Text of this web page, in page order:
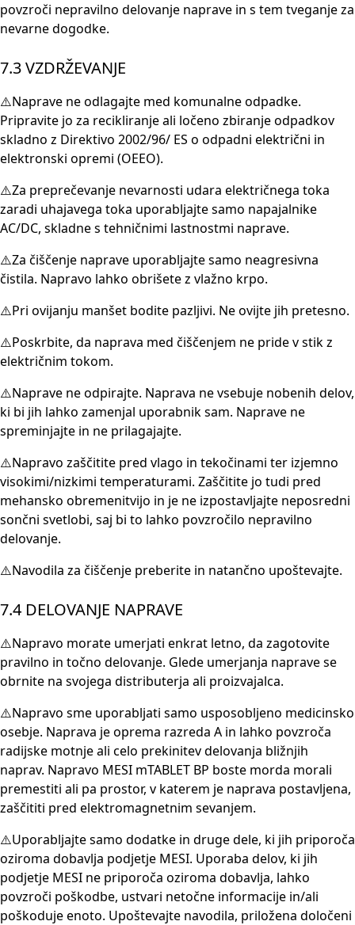
povzroči nepravilno delovanje naprave in s tem tveganje za
nevarne dogodke.
7.3 VZDRŽEVANJE
⚠️Naprave ne odlagajte med komunalne odpadke.
Pripravite jo za recikliranje ali ločeno zbiranje odpadkov
skladno z Direktivo 2002/96/ ES o odpadni električni in
elektronski opremi (OEEO).
⚠️Za preprečevanje nevarnosti udara električnega toka
zaradi uhajavega toka uporabljajte samo napajalnike
AC/DC, skladne s tehničnimi lastnostmi naprave.
⚠️Za čiščenje naprave uporabljajte samo neagresivna
čistila. Napravo lahko obrišete z vlažno krpo.
⚠️Pri ovijanju manšet bodite pazljivi. Ne ovijte jih pretesno.
⚠️Poskrbite, da naprava med čiščenjem ne pride v stik z
električnim tokom.
⚠️Naprave ne odpirajte. Naprava ne vsebuje nobenih delov,
ki bi jih lahko zamenjal uporabnik sam. Naprave ne
spreminjajte in ne prilagajajte.
⚠️Napravo zaščitite pred vlago in tekočinami ter izjemno
visokimi/nizkimi temperaturami. Zaščitite jo tudi pred
mehansko obremenitvijo in je ne izpostavljajte neposredni
sončni svetlobi, saj bi to lahko povzročilo nepravilno
delovanje.
⚠️Navodila za čiščenje preberite in natančno upoštevajte.
7.4 DELOVANJE NAPRAVE
⚠️Napravo morate umerjati enkrat letno, da zagotovite
pravilno in točno delovanje. Glede umerjanja naprave se
obrnite na svojega distributerja ali proizvajalca.
⚠️Napravo sme uporabljati samo usposobljeno medicinsko
osebje. Naprava je oprema razreda A in lahko povzroča
radijske motnje ali celo prekinitev delovanja bližnjih
naprav. Napravo MESI mTABLET BP boste morda morali
premestiti ali pa prostor, v katerem je naprava postavljena,
zaščititi pred elektromagnetnim sevanjem.
⚠️Uporabljajte samo dodatke in druge dele, ki jih priporoča
oziroma dobavlja podjetje MESI. Uporaba delov, ki jih
podjetje MESI ne priporoča oziroma dobavlja, lahko
povzroči poškodbe, ustvari netočne informacije in/ali
poškoduje enoto. Upoštevajte navodila, priložena določeni